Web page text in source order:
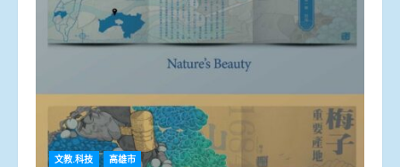
文教.科技 高雄市